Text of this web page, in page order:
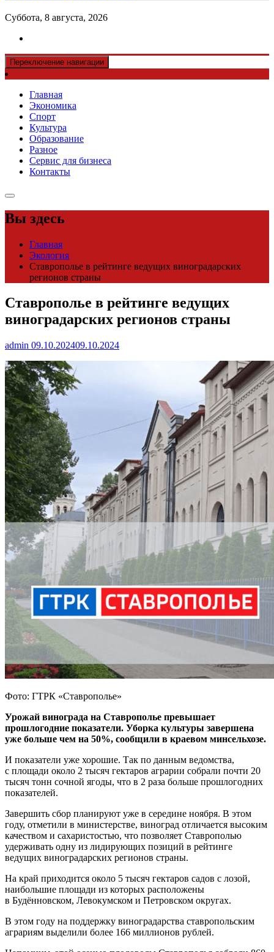
Суббота, 8 августа, 2026
Переключение навигации
Главная
Экономика
Спорт
Культура
Образование
Разное
Сервис для бизнеса
Контакты
Вы здесь
Главная
Экология
Ставрополье в рейтинге ведущих виноградарских
регионов страны
Ставрополье в рейтинге ведущих
виноградарских регионов страны
admin 09.10.202409.10.2024
Фото: ГТРК «Ставрополье»
Урожай винограда на Ставрополье превышает
прошлогодние показатели. Уборка культуры завершена
уже больше чем на 50%, сообщили в краевом минсельхозе.
И показатели уже хорошие. Так по данным ведомства,
с площади около 2 тысяч гектаров аграрии собрали почти 20
тысяч тонн сочной ягоды, что в 2 раза больше прошлогодних
показателей.
Завершить сбор планируют уже в середине ноября. В этом
году, отметили в министерстве, виноград отличается высоким
качеством и сахаристостью, что позволяет Ставрополью
удерживать одну из лидирующих позиций в рейтинге
ведущих виноградарских регионов страны.
На край приходится около 5 тысяч гектаров садов с лозой,
наибольшие площади из которых расположены
в Будённовском, Левокумском и Петровском округах.
В этом году на поддержку виноградарства ставропольским
аграриям выделили более 166 миллионов рублей.